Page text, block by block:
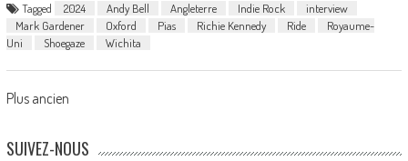
Tagged 2024 Andy Bell Angleterre Indie Rock
interview
Mark Gardener
Oxford Pias Richie Kennedy Ride
Royaume-
Uni
Shoegaze Wichita
Posts
navigation
Plus ancien
SUIVEZ-NOUS